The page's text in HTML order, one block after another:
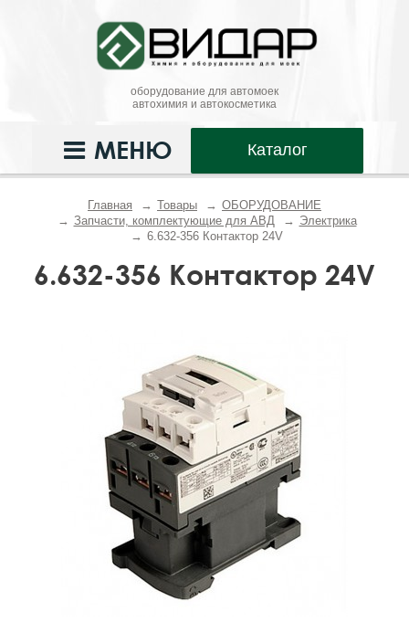
оборудование для автомоек
автохимия и автокосметика
Каталог
МЕНЮ
Главная Товары
ОБОРУДОВАНИЕ
Запчасти, комплектующие для АВД
Электрика
6.632-356 Контактор 24V
6.632-356 Контактор 24V